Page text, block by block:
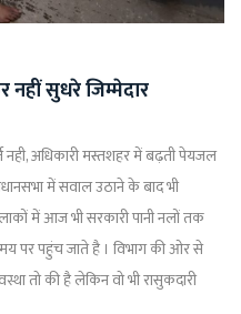
नहीं सुधरे जिम्मेदार
नही, अधिकारी मस्तशहर में बढ़ती पेयजल
में सवाल उठाने के बाद भी
में आज भी सरकारी पानी नलों तक
पर पहुंच जाते है । विभाग की ओर से
तो की है लेकिन वो भी रासुकदारी